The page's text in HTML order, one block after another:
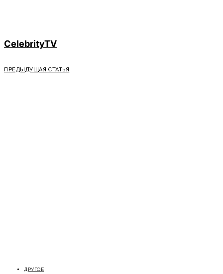
CelebrityTV
ПРЕДЫДУЩАЯ СТАТЬЯ
ДРУГОЕ